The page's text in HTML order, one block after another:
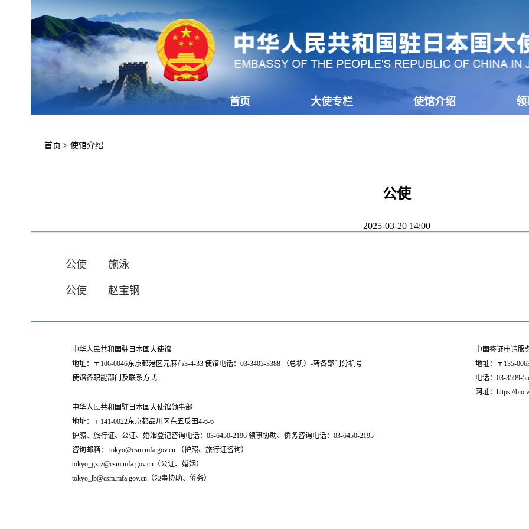
首页 大使专栏 使馆介绍 领
首页 > 使馆介绍
公使
2025-03-20 14:00
公使 施泳
公使 赵宝钢
中华人民共和国驻日本国大使馆
地址：〒106-0046东京都港区元麻布3-4-33 使馆电话：03-3403-3388 （总机）-转各部门分机号
使馆各职能部门及联系方式
中华人民共和国驻日本国大使馆领事部
地址：〒141-0022东京都品川区东五反田4-6-6
护照、旅行证、公证、婚姻登记咨询电话：03-6450-2196 领事协助、侨务咨询电话：03-6450-2195
咨询邮箱： tokyo@csm.mfa.gov.cn （护照、旅行证咨询）
tokyo_gzrz@csm.mfa.gov.cn（公证、婚姻）
tokyo_lb@csm.mfa.gov.cn（领事协助、侨务）
中国签证申请服
地址：〒135-
电话：03-3599-
网址：https://